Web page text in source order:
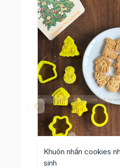
Khuôn nhấn cookies
sinh